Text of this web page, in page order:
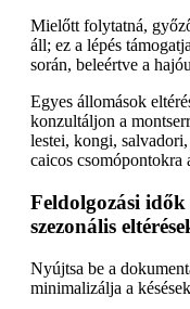
Mielőtt folytatná,
áll; ez a lépés
során, beleértve a
Egyes állomások
konzultáljon a
lestei, kongi,
caicos csomópontokra
Feldolgozási
szezonális
Nyújtsa be a
minimalizálja a